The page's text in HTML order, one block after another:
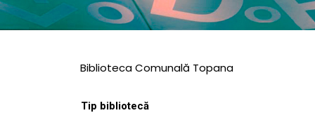
CATALOAGE ȘI
COLECȚII
CULTURALE
Biblioteca Comunală Topana
Tip bibliotecă